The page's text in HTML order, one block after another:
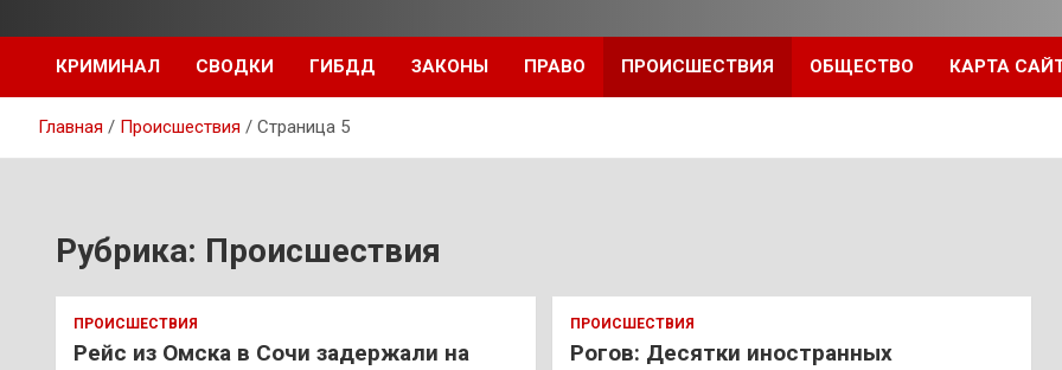
КРИМИНАЛ СВОДКИ ГИБДД ЗАКОНЫ ПРАВО ПРОИСШЕСТВИЯ ОБЩЕСТВО КАРТА
Главная Происшествия Страница 5
Рубрика: Происшествия
ПРОИСШЕСТВИЯ
Рейс из Омска в Сочи задержали на
ПРОИСШЕСТВИЯ
Рогов: Десятки иностранных